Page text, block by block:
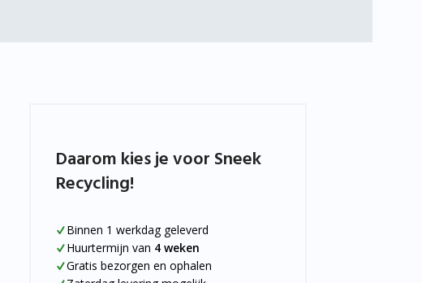
Daarom kies je voor Sneek
Recycling!
Binnen 1 werkdag geleverd
Huurtermijn van 4 weken
Gratis bezorgen en ophalen